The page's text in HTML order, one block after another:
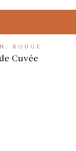
,ROUGE
Cuvée